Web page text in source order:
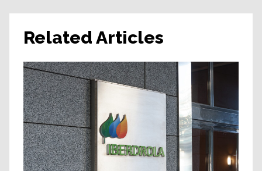
Related Articles